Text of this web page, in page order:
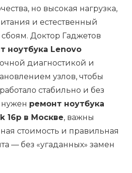
но высокая нагрузка,
и естественный
Доктор Гаджетов
ноутбука Lenovo
диагностикой и
узлов, чтобы
стабильно и без
ремонт ноутбука
16p в Москве, важны
стоимость и правильная
— без «угаданных» замен